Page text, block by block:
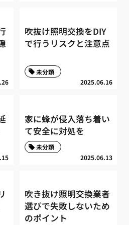
吹抜け照明交換をDIY
で行うリスクと注意点
2025.06.16
未分類
家に蜂が侵入落ち着い
て安全に対処を
2025.06.13
未分類
吹き抜け照明交換業者
選びで失敗しないため
のポイント